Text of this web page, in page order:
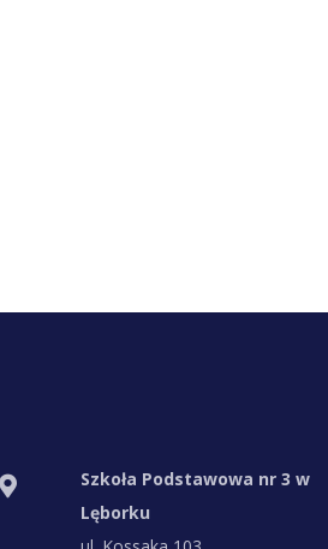
Szkoła Podstawowa nr 3 w
Lęborku